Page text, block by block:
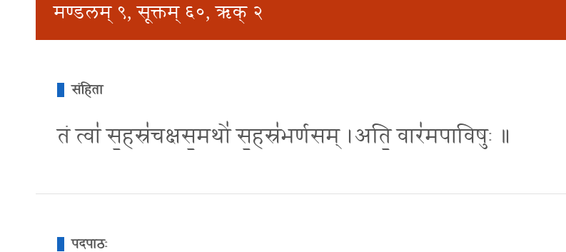
मण्डलम् ९, सूक्तम् ६०, ऋक् २
संहिता
तं त्वा॑ स॒हस्र॑चक्षस॒मथो॑ स॒हस्र॑भर्णसम् ।अति॒ वार॑मपाविषुः ॥
पदपाठः